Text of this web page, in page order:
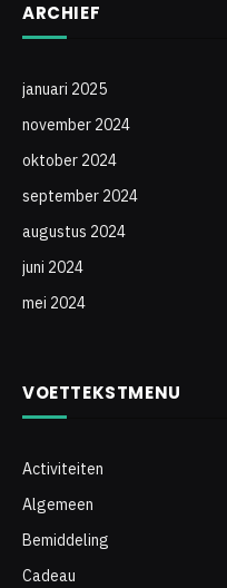
ARCHIEF
januari 2025
november 2024
oktober 2024
september 2024
augustus 2024
juni 2024
mei 2024
VOETTEKSTMENU
Activiteiten
Algemeen
Bemiddeling
Cadeau